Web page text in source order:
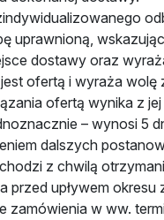
uprawnioną,
dostawy oraz
ofertą i wyraża wolę
ofertą wynika z jej
– wynosi 5
dalszych
z chwilą
przed upływem okresu
zamówienia w ww.